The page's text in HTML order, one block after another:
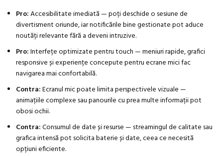
Pro:Accesibilitate imediată — poți deschide o sesiune de
divertisment oriunde, iar notificările bine gestionate pot aduce
noutăți relevante fără a deveni intruzive.
Pro:Interfețe optimizate pentru touch — meniuri rapide, grafici
responsive și experiențe concepute pentru ecrane mici fac
navigarea mai confortabilă.
Contra:Ecranul mic poate limita perspectivele vizuale —
animațiile complexe sau panourile cu prea multe informații pot
obosi ochii.
Contra:Consumul de date și resurse — streamingul de calitate sau
grafica intensă pot solicita baterie și date, ceea ce necesită
opțiuni eficiente.